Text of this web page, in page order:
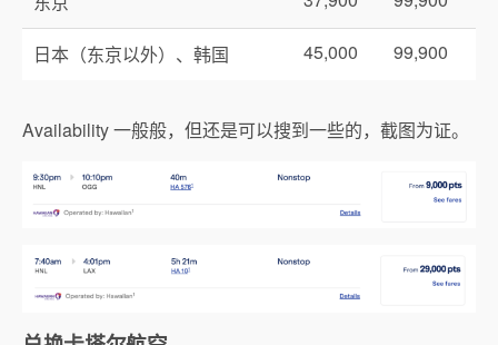
日本（东京以外）、韩国 45,000 99,900
Availability 一般般，但还是可以搜到一些的，截图为证。